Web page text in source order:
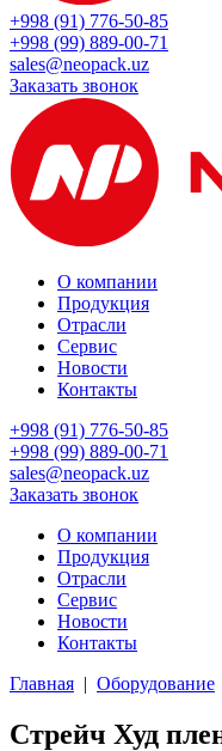
+998 (91) 776-50-85
+998 (99) 889-00-71
sales@neopack.uz
Заказать звонок
О компании
Продукция
Отрасли
Сервис
Новости
Контакты
+998 (91) 776-50-85
+998 (99) 889-00-71
sales@neopack.uz
Заказать звонок
О компании
Продукция
Отрасли
Сервис
Новости
Контакты
Главная | Оборудование
Стрейч Худ